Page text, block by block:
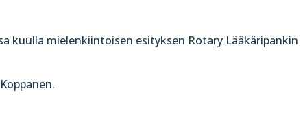
kuulla mielenkiintoisen esityksen Rotary Lääkäripankin